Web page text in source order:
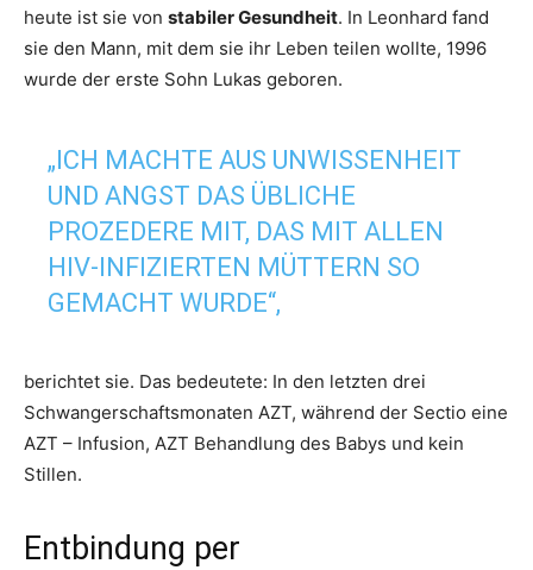
heute ist sie von stabiler Gesundheit. In Leonhard fand
sie den Mann, mit dem sie ihr Leben teilen wollte, 1996
wurde der erste Sohn Lukas geboren.
„ICH MACHTE AUS UNWISSENHEIT
UND ANGST DAS ÜBLICHE
PROZEDERE MIT, DAS MIT ALLEN
HIV-INFIZIERTEN MÜTTERN SO
GEMACHT WURDE“,
berichtet sie. Das bedeutete: In den letzten drei
Schwangerschaftsmonaten AZT, während der Sectio eine
AZT – Infusion, AZT Behandlung des Babys und kein
Stillen.
Entbindung per